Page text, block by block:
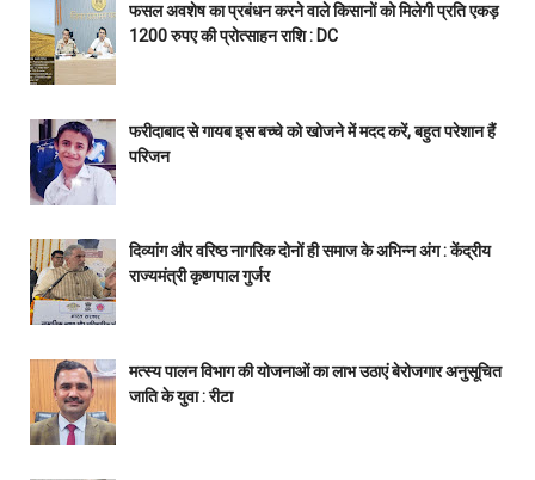
फसल अवशेष का प्रबंधन करने वाले किसानों को मिलेगी प्रति एकड़
1200 रुपए की प्रोत्साहन राशि : DC
फरीदाबाद से गायब इस बच्चे को खोजने में मदद करें, बहुत परेशान हैं
परिजन
दिव्यांग और वरिष्ठ नागरिक दोनों ही समाज के अभिन्न अंग : केंद्रीय
राज्यमंत्री कृष्णपाल गुर्जर
मत्स्य पालन विभाग की योजनाओं का लाभ उठाएं बेरोजगार अनुसूचित
जाति के युवा : रीटा